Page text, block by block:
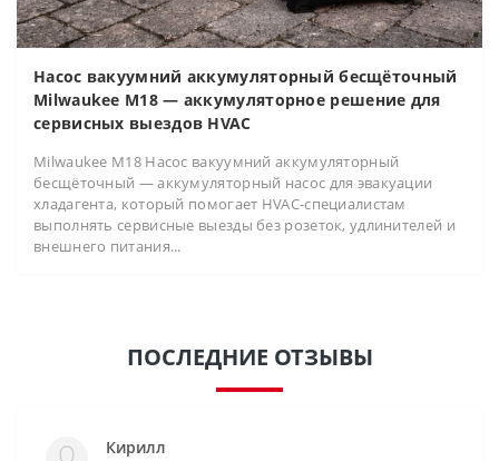
Насос вакуумний аккумуляторный бесщёточный
Milwaukee M18 — аккумуляторное решение для
сервисных выездов HVAC
Milwaukee M18 Насос вакуумний аккумуляторный
бесщёточный — аккумуляторный насос для эвакуации
хладагента, который помогает HVAC-специалистам
выполнять сервисные выезды без розеток, удлинителей и
внешнего питания...
ПОСЛЕДНИЕ ОТЗЫВЫ
Кирилл